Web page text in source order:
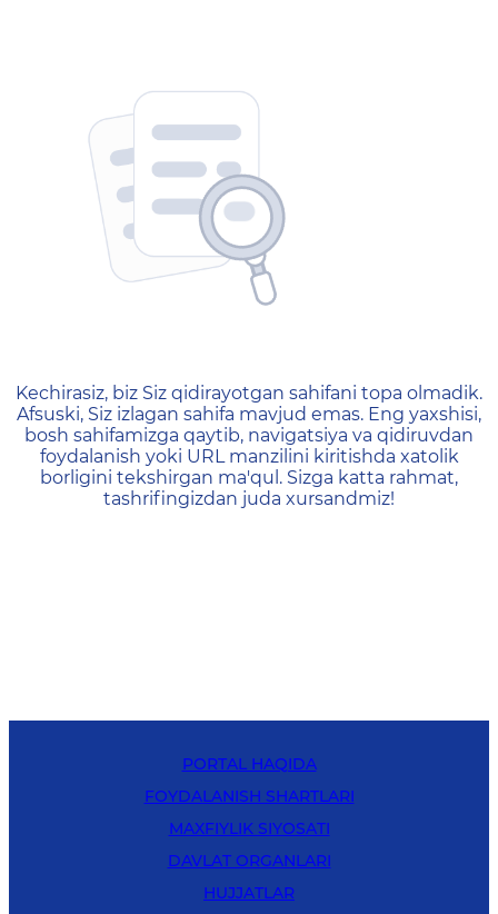
404 — Страница не
Kechirasiz, biz Siz qidirayotgan sahifani topa olmadik.
Afsuski, Siz izlagan sahifa mavjud emas. Eng yaxshisi,
bosh sahifamizga qaytib, navigatsiya va qidiruvdan
foydalanish yoki URL manzilini kiritishda xatolik
borligini tekshirgan ma'qul. Sizga katta rahmat,
tashrifingizdan juda xursandmiz!
PORTAL HAQIDA
FOYDALANISH SHARTLARI
MAXFIYLIK SIYOSATI
DAVLAT ORGANLARI
HUJJATLAR